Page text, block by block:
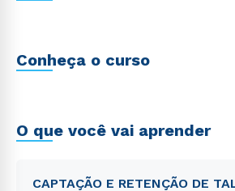
Conheça o curso
O que você vai aprender
CAPTAÇÃO E RETENÇÃO DE